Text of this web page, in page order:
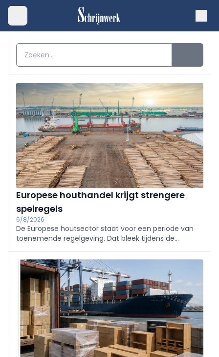
Europese houthandel krijgt strengere
spelregels
6/8/2026
De Europese houtsector staat voor een periode van
toenemende regelgeving. Dat bleek tijdens de
Federation (ETTF). Voor de Belgische markt springt
vooral de problematiek rond Cumaru in het oog.